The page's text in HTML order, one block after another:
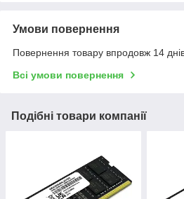
Умови повернення
Повернення товару впродовж 14
Всі умови повернення
Подібні товари компанії